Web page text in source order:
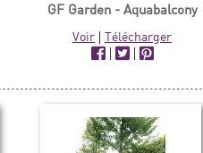
GF Garden - Aquabalcony
Voir |Télécharger
|
|